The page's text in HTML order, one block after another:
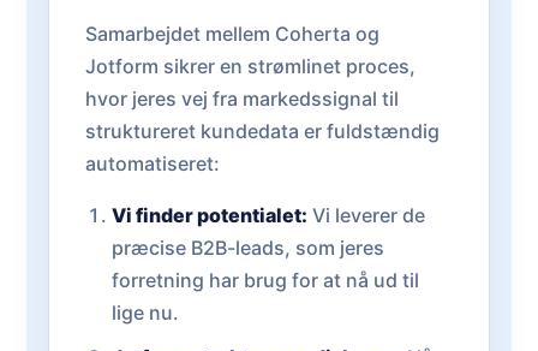
Samarbejdet mellem Coherta og
Jotform sikrer en strømlinet proces,
hvor jeres vej fra markedssignal til
struktureret kundedata er fuldstændig
automatiseret:
Vi finder potentialet: Vi leverer de
præcise B2B-leads, som jeres
forretning har brug for at nå ud til
lige nu.